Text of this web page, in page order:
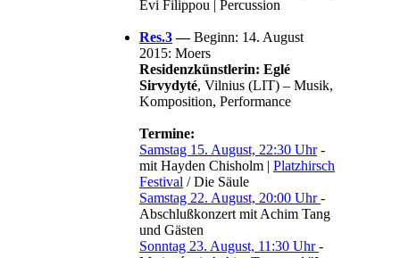
Evi Filippou | Percussion
Res.3—Beginn: 14. August
2015: Moers
Residenzkünstlerin: Eglé
Sirvydyté, Vilnius (LIT) – Musik,
Komposition, Performance
Termine:
Samstag 15. August, 22:30 Uhr-
mit Hayden Chisholm | Platzhirsch
Festival / Die Säule
Samstag 22. August, 20:00 Uhr-
Abschlußkonzert mit Achim Tang
und Gästen
Sonntag 23. August, 11:30 Uhr-